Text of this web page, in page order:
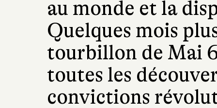
au monde et la
Quelques mois
tourbillon de Mai
toutes les
convictions